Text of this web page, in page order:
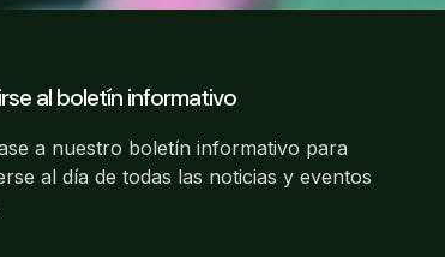
al boletín informativo
a nuestro boletín informativo para
al día de todas las noticias y eventos